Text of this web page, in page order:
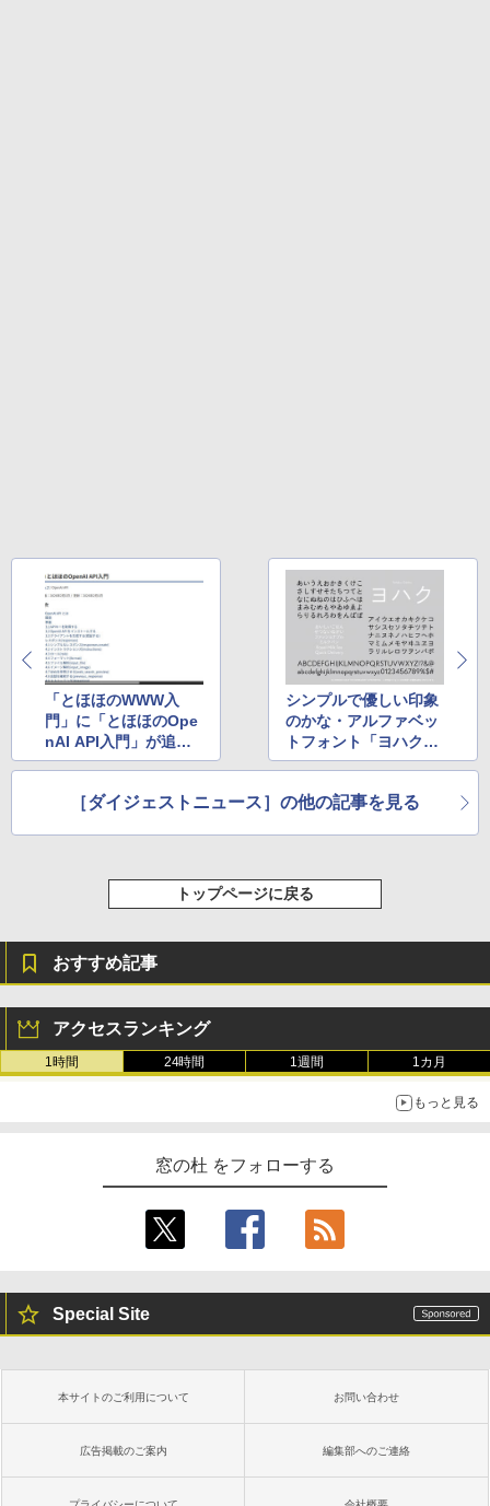
「とほほのWWW入
門」に「とほほのOpe
nAI API入門」が追
加 ほか
シンプルで優しい印象
のかな・アルファベッ
トフォント「ヨハク」
ほか
［ダイジェストニュース］の他の記事を見る
トップページに戻る
おすすめ記事
アクセスランキング
1時間 24時間 1週間 1カ月
もっと見る
窓の杜 をフォローする
Special Site
本サイトのご利用について お問い合わせ
広告掲載のご案内 編集部へのご連絡